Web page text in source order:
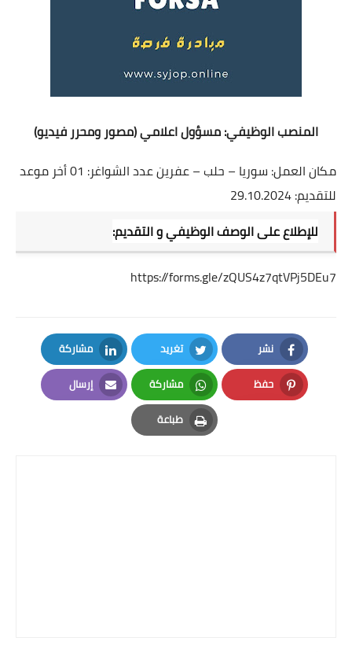
المنصب الوظيفي: مسؤول اعلامي (مصور ومحرر فيديو)
مكان العمل: سوريا – حلب – عفرين عدد الشواغر: 01 أخر موعد
للتقديم: 29.10.2024
للإطلاع على الوصف الوظيفي و التقديم:
https://forms.gle/zQUS4z7qtVPj5DEu7
نشر
Facebook
تغريد
Twitter
مشاركة
LinkedIn
حفظ
Pinterest
مشاركة
Whatsapp
إرسال
Email
طباعة
Print